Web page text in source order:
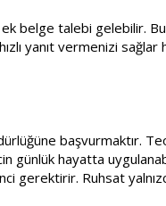
ek belge talebi gelebilir.
yanıt vermenizi sağlar
başvurmaktır.
günlük hayatta
gerektirir. Ruhsat